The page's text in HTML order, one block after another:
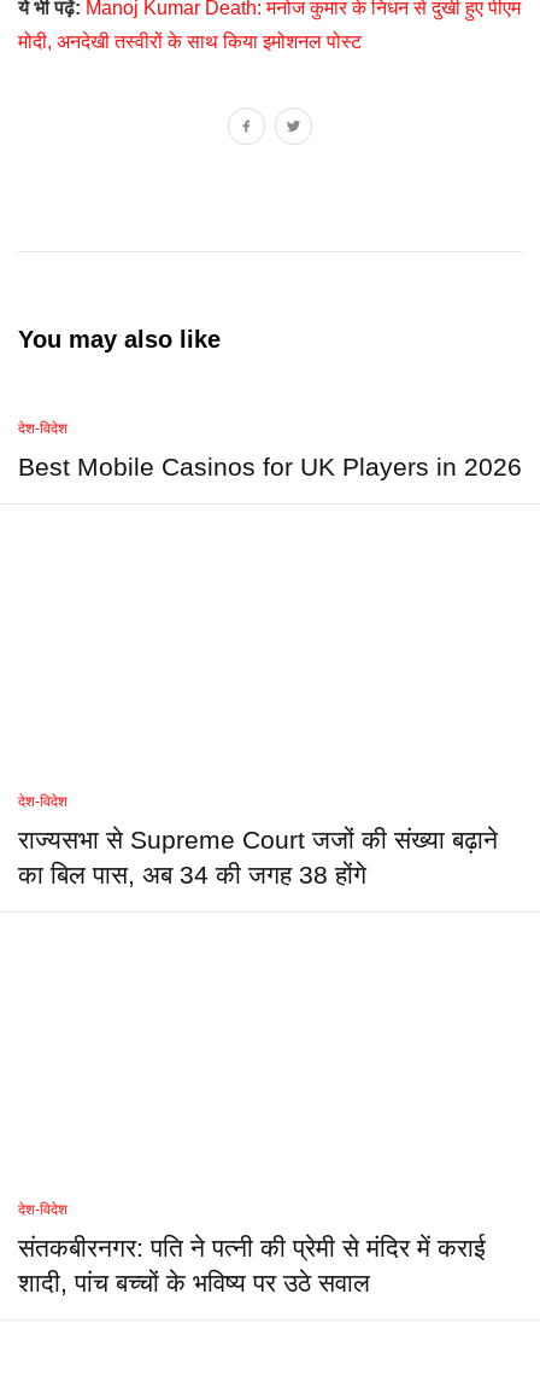
ये भी पढ़ें: Manoj Kumar Death: मनोज कुमार के निधन से दुखी हुए पीएम
मोदी, अनदेखी तस्वीरों के साथ किया इमोशनल पोस्ट
You may also like
देश-विदेश
Best Mobile Casinos for UK Players in 2026
देश-विदेश
राज्यसभा से Supreme Court जजों की संख्या बढ़ाने
का बिल पास, अब 34 की जगह 38 होंगे
देश-विदेश
संतकबीरनगर: पति ने पत्नी की प्रेमी से मंदिर में कराई
शादी, पांच बच्चों के भविष्य पर उठे सवाल